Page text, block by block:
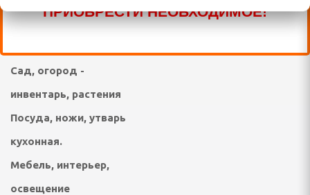
ПРИОБРЕСТИ НЕОБХОДИМОЕ!
и ванны
и дачи
КУХОННАЯ ТЕХНИКА
гигиена, уход за
Сад, огород -
инвентарь, растения
Посуда, ножи, утварь
кухонная.
Мебель, интерьер,
освещение